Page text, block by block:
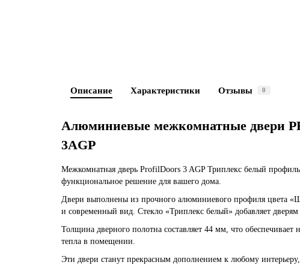
Описание Характеристики Отзывы 0
Алюминиевые межкомнатные двери
3AGP
Межкомнатная дверь ProfilDoors 3 AGP Триплекс белый
функциональное решение для вашего дома.
Двери выполнены из прочного алюминиевого профиля цвета
и современный вид. Стекло «Триплекс белый» добавляет
Толщина дверного полотна составляет 44 мм, что
тепла в помещении.
Эти двери станут прекрасным дополнением к любому